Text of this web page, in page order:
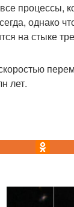
однако
на стыке
лет.